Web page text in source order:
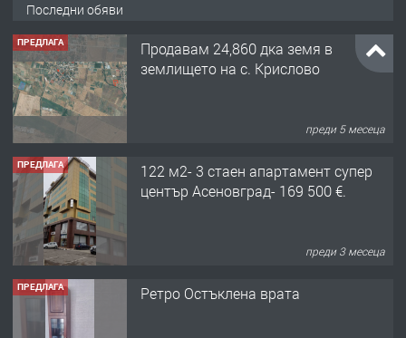
Последни обяви
ПРЕДЛАГА
Продавам 24,860 дка земя в
землището на с. Крислово
преди 5 месеца
ПРЕДЛАГА
122 м2- 3 стаен апартамент супер
център Асеновград- 169 500 €.
преди 3 месеца
ПРЕДЛАГА Ретро Остъклена врата